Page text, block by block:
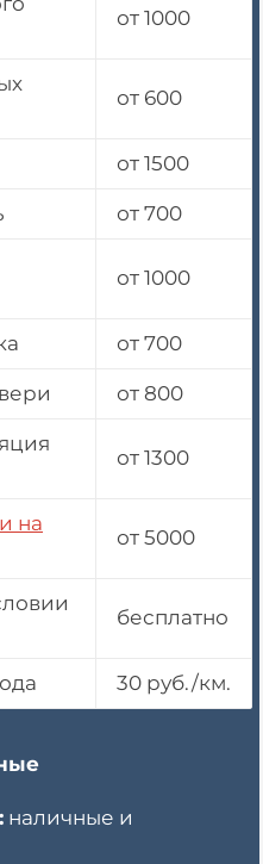
от 1000
от 600
от 1500
от 700
от 1000
от 700
от 800
от 1300
на
от 5000
бесплатно
30 руб./км.
наличные и